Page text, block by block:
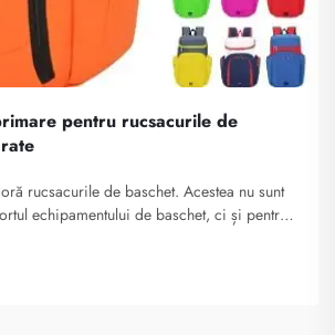
pentru rucsacurile de
rucsacurile de baschet. Acestea nu sunt
echipamentului de baschet, ci și pentru
nevoia de a avea un rucsac
vedere estetic și durabil. Elemente